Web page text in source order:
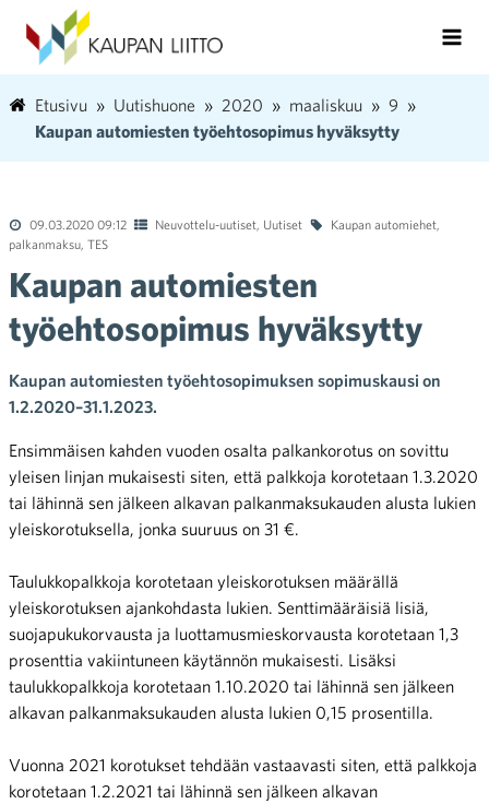
Etusivu Uutishuone 2020 maaliskuu
9
Kaupan automiesten työehtosopimus hyväksytty
09.03.2020 09:12 Neuvottelu-uutiset, Uutiset Kaupan automiehet,
palkanmaksu, TES
Kaupan automiesten
työehtosopimus hyväksytty
Kaupan automiesten työehtosopimuksen sopimuskausi on
1.2.2020–31.1.2023.
Ensimmäisen kahden vuoden osalta palkankorotus on sovittu
yleisen linjan mukaisesti siten, että palkkoja korotetaan 1.3.2020
tai lähinnä sen jälkeen alkavan palkanmaksukauden alusta lukien
yleiskorotuksella, jonka suuruus on 31 €.
Taulukkopalkkoja korotetaan yleiskorotuksen määrällä
yleiskorotuksen ajankohdasta lukien. Senttimääräisiä lisiä,
suojapukukorvausta ja luottamusmieskorvausta korotetaan 1,3
prosenttia vakiintuneen käytännön mukaisesti. Lisäksi
taulukkopalkkoja korotetaan 1.10.2020 tai lähinnä sen jälkeen
alkavan palkanmaksukauden alusta lukien 0,15 prosentilla.
Vuonna 2021 korotukset tehdään vastaavasti siten, että palkkoja
korotetaan 1.2.2021 tai lähinnä sen jälkeen alkavan